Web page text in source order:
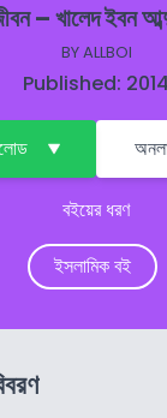
– খালেদ ইবন
BYALLBOI
Published: 2014
বইয়ের ধরণ
ইসলামিক বই